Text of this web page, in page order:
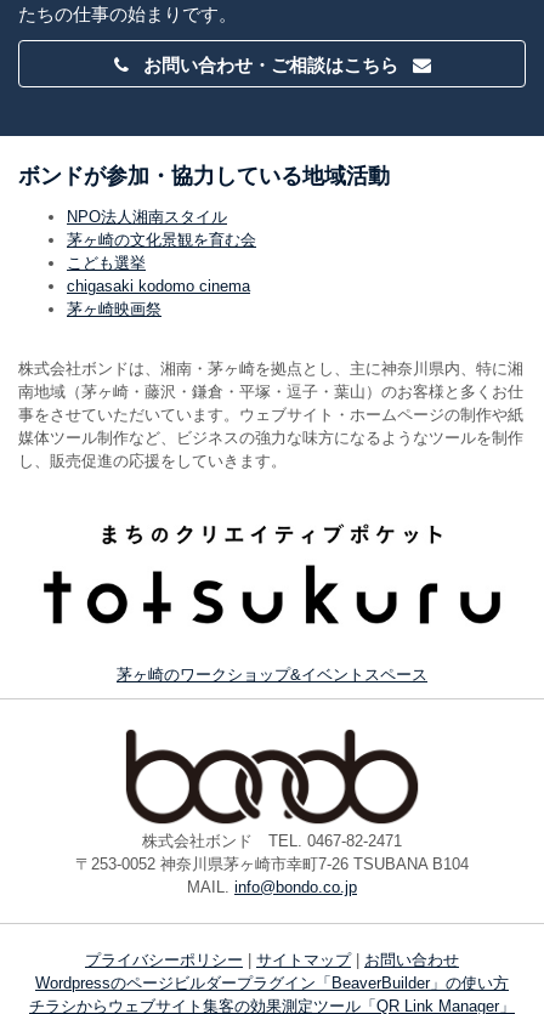
たちの仕事の始まりです。
お問い合わせ・ご相談はこちら
ボンドが参加・協力している地域活動
NPO法人湘南スタイル
茅ヶ崎の文化景観を育む会
こども選挙
chigasaki kodomo cinema
茅ヶ崎映画祭
株式会社ボンドは、湘南・茅ヶ崎を拠点とし、主に神奈川県内、特に湘
南地域（茅ヶ崎・藤沢・鎌倉・平塚・逗子・葉山）のお客様と多くお仕
事をさせていただいています。ウェブサイト・ホームページの制作や紙
媒体ツール制作など、ビジネスの強力な味方になるようなツールを制作
し、販売促進の応援をしていきます。
茅ヶ崎のワークショップ&イベントスペース
株式会社ボンド TEL. 0467-82-2471
〒253-0052 神奈川県茅ヶ崎市幸町7-26 TSUBANA B104
MAIL. info@bondo.co.jp
プライバシーポリシー サイトマップ| お問い合わせ
Wordpressのページビルダープラグイン「BeaverBuilder」の使い方
チラシからウェブサイト集客の効果測定ツール「QR Link Manager」